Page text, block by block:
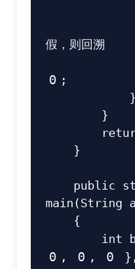
假，则回溯
0 ;
}
}
}
public
main (String
{
int
0 , 0 , 0 }